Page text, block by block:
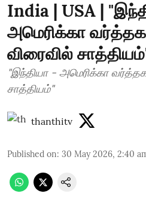
India | USA |
அமெரிக்கா
விரைவில்
"இந்தியா - அமெரிக்கா
சாத்தியம்"
thanthitv
Published on: 30 May 2026, 2:40